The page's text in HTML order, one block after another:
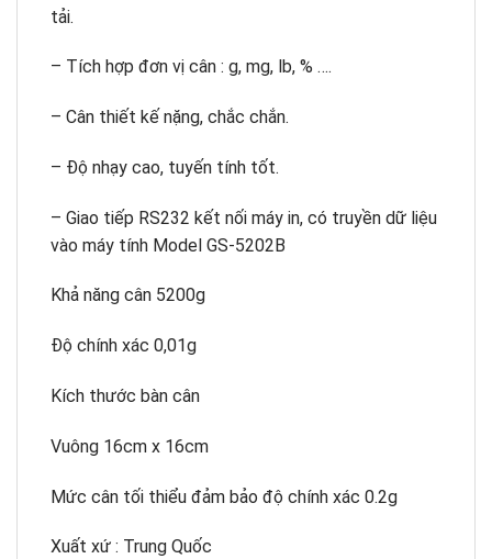
tải.
– Tích hợp đơn vị cân : g, mg, lb, % ….
– Cân thiết kế nặng, chắc chắn.
– Độ nhạy cao, tuyến tính tốt.
– Giao tiếp RS232 kết nối máy in, có truyền dữ liệu
vào máy tính Model GS-5202B
Khả năng cân 5200g
Độ chính xác 0,01g
Kích thước bàn cân
Vuông 16cm x 16cm
Mức cân tối thiểu đảm bảo độ chính xác 0.2g
Xuất xứ : Trung Quốc